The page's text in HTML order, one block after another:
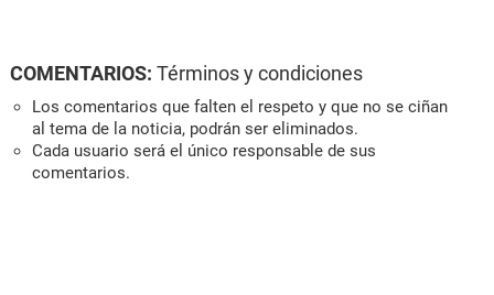
COMENTARIOS: Términos y condiciones
Los comentarios que falten el respeto y que no se ciñan
al tema de la noticia, podrán ser eliminados.
Cada usuario será el único responsable de sus
comentarios.